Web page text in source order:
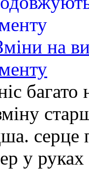
на
серце
у